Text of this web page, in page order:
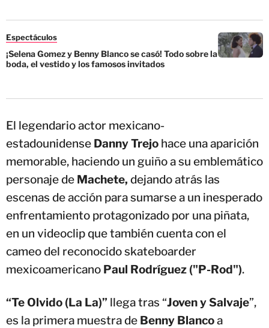
Espectáculos
¡Selena Gomez y Benny Blanco se casó! Todo sobre la
boda, el vestido y los famosos invitados
El legendario actor mexicano-
estadounidense Danny Trejo hace una aparición
memorable, haciendo un guiño a su emblemático
personaje de Machete, dejando atrás las
escenas de acción para sumarse a un inesperado
enfrentamiento protagonizado por una piñata,
en un videoclip que también cuenta con el
cameo del reconocido skateboarder
mexicoamericano Paul Rodríguez ("P-Rod").
“Te Olvido (La La)” llega tras “Joven y Salvaje”,
es la primera muestra de Benny Blancoa